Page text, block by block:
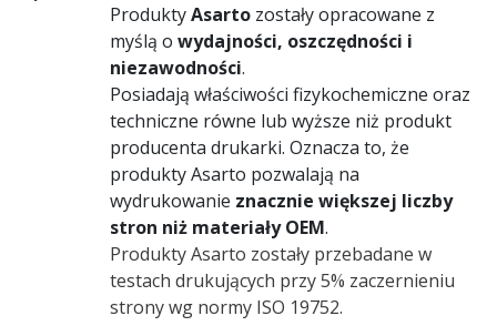
ProduktyAsarto zostały opracowane z
myślą o wydajności, oszczędności i
niezawodności.
Posiadają właściwości fizykochemiczne oraz
techniczne równe lub wyższe niż produkt
producenta drukarki. Oznacza to, że
produkty Asarto pozwalają na
wydrukowanie znacznie większej liczby
stron niż materiały OEM.
Produkty Asarto zostały przebadane w
testach drukujących przy 5% zaczernieniu
strony wg normy ISO 19752.